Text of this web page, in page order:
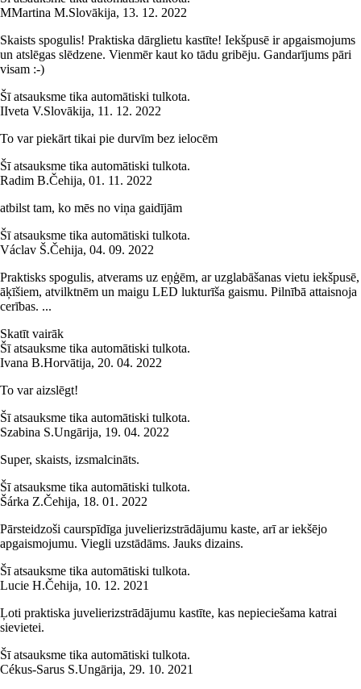
MMartina M.Slovākija, 13. 12. 2022
Skaists spogulis! Praktiska dārglietu kastīte! Iekšpusē ir apgaismojums
un atslēgas slēdzene. Vienmēr kaut ko tādu gribēju. Gandarījums pāri
visam :-)
Šī atsauksme tika automātiski tulkota.
IIveta V.Slovākija, 11. 12. 2022
To var piekārt tikai pie durvīm bez ielocēm
Šī atsauksme tika automātiski tulkota.
Radim B.Čehija, 01. 11. 2022
atbilst tam, ko mēs no viņa gaidījām
Šī atsauksme tika automātiski tulkota.
Václav Š.Čehija, 04. 09. 2022
Praktisks spogulis, atverams uz eņģēm, ar uzglabāšanas vietu iekšpusē,
āķīšiem, atvilktnēm un maigu LED lukturīša gaismu. Pilnībā attaisnoja
cerības. ...
Skatīt vairāk
Šī atsauksme tika automātiski tulkota.
Ivana B.Horvātija, 20. 04. 2022
To var aizslēgt!
Šī atsauksme tika automātiski tulkota.
Szabina S.Ungārija, 19. 04. 2022
Super, skaists, izsmalcināts.
Šī atsauksme tika automātiski tulkota.
Šárka Z.Čehija, 18. 01. 2022
Pārsteidzoši caurspīdīga juvelierizstrādājumu kaste, arī ar iekšējo
apgaismojumu. Viegli uzstādāms. Jauks dizains.
Šī atsauksme tika automātiski tulkota.
Lucie H.Čehija, 10. 12. 2021
Ļoti praktiska juvelierizstrādājumu kastīte, kas nepieciešama katrai
sievietei.
Šī atsauksme tika automātiski tulkota.
Cékus-Sarus S.Ungārija, 29. 10. 2021